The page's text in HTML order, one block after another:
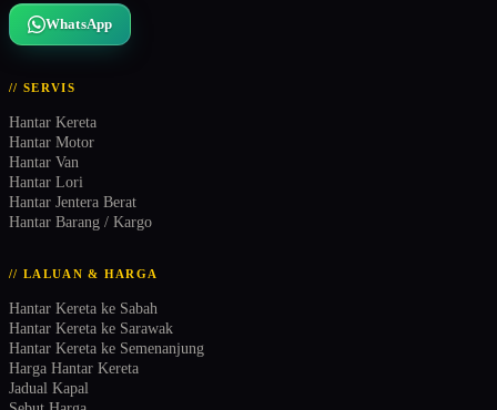
WhatsApp
// SERVIS
Hantar Kereta
Hantar Motor
Hantar Van
Hantar Lori
Hantar Jentera Berat
Hantar Barang / Kargo
// LALUAN & HARGA
Hantar Kereta ke Sabah
Hantar Kereta ke Sarawak
Hantar Kereta ke Semenanjung
Harga Hantar Kereta
Jadual Kapal